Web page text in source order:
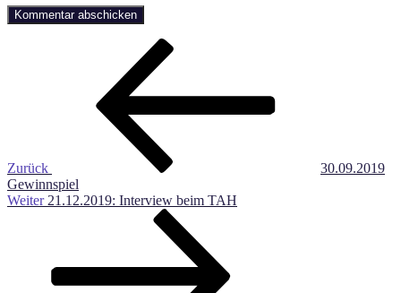
Beitragsnavigation
Zurück
30.09.2019
Gewinnspiel
Nächster
Weiter 21.12.2019: Interview beim TAH